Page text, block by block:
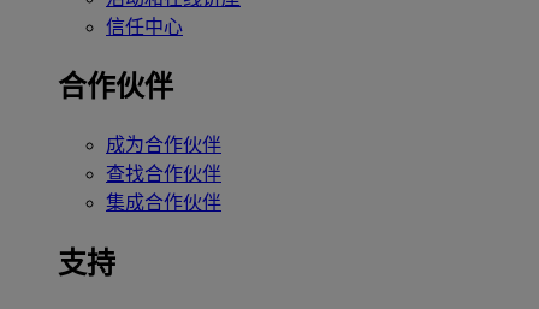
信任中心
合作伙伴
成为合作伙伴
查找合作伙伴
集成合作伙伴
支持